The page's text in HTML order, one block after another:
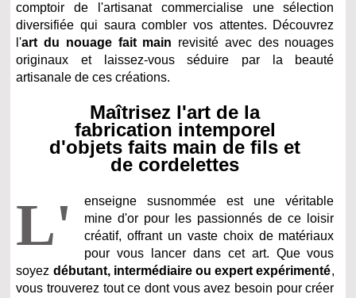
comptoir de l'artisanat commercialise une sélection
diversifiée qui saura combler vos attentes. Découvrez
l'art du nouage fait main revisité avec des nouages
originaux et laissez-vous séduire par la beauté
artisanale de ces créations.
Maîtrisez l'art de la
fabrication intemporel
d'objets faits main de fils et
de cordelettes
L'
enseigne susnommée est une véritable
mine d'or pour les passionnés de ce loisir
créatif, offrant un vaste choix de matériaux
pour vous lancer dans cet art. Que vous
soyez débutant, intermédiaire ou expert expérimenté,
vous trouverez tout ce dont vous avez besoin pour créer